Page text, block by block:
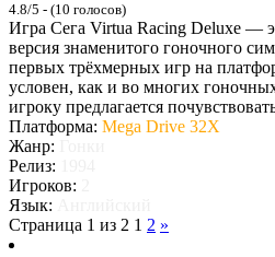
4.8/5 - (10 голосов)
Игра Сега Virtua Racing Deluxe —
версия знаменитого гоночного
первых трёхмерных игр на
условен, как и во многих
игроку предлагается
Платформа: Mega Drive 32X
Жанр:
Релиз:
Игроков:
Язык:
Страница 1 из 2 1 2 »